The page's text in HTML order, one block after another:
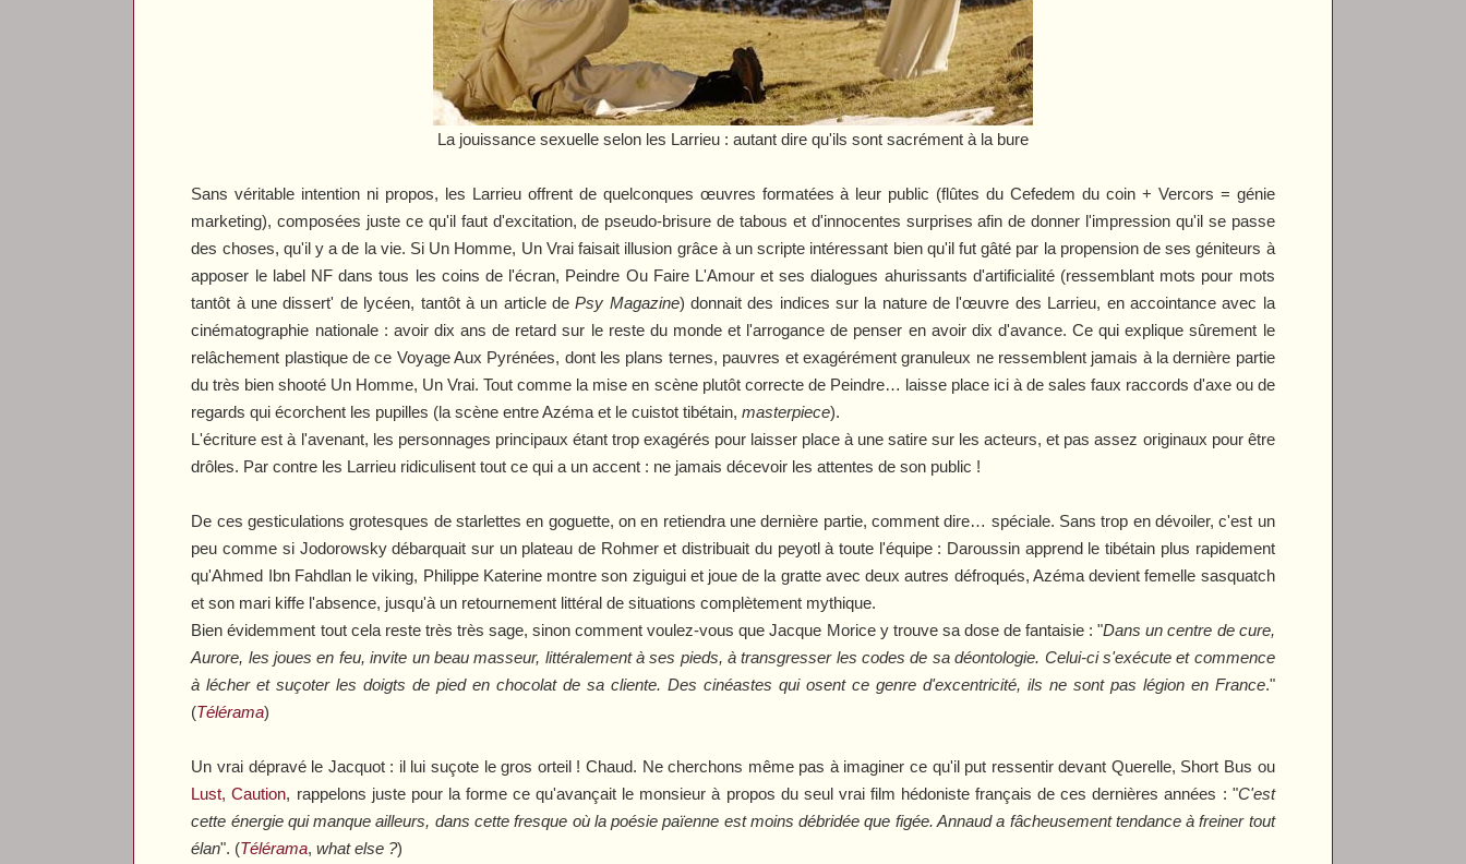
La jouissance sexuelle selon les Larrieu : autant dire qu'ils sont sacrément à la bure
Sans véritable intention ni propos, les Larrieu offrent de quelconques œuvres formatées à leur public (flûtes du Cefedem du coin + Vercors = génie
marketing), composées juste ce qu'il faut d'excitation, de pseudo-brisure de tabous et d'innocentes surprises afin de donner l'impression qu'il se passe
des choses, qu'il y a de la vie. Si Un Homme, Un Vraifaisait illusion grâce à un scripte intéressant bien qu'il fut gâté par la propension de ses géniteurs à
apposer le label NF dans tous les coins de l'écran, Peindre Ou Faire L'Amouret ses dialogues ahurissants d'artificialité (ressemblant mots pour mots
tantôt à une dissert' de lycéen, tantôt à un article dePsy Magazine) donnait des indices sur la nature de l'œuvre des Larrieu, en accointance avec la
cinématographie nationale : avoir dix ans de retard sur le reste du monde et l'arrogance de penser en avoir dix d'avance. Ce qui explique sûrement le
relâchement plastique de ce Voyage Aux Pyrénées, dont les plans ternes, pauvres et exagérément granuleux ne ressemblent jamais à la dernière partie
du très bien shooté Un Homme, Un Vrai. Tout comme la mise en scène plutôt correcte de Peindre… laisse place ici à de sales faux raccords d'axe ou de
regards qui écorchent les pupilles (la scène entre Azéma et le cuistot tibétain,masterpiece).
L'écriture est à l'avenant, les personnages principaux étant trop exagérés pour laisser place à une satire sur les acteurs, et pas assez originaux pour être
drôles. Par contre les Larrieu ridiculisent tout ce qui a un accent : ne jamais décevoir les attentes de son public !
De ces gesticulations grotesques de starlettes en goguette, on en retiendra une dernière partie, comment dire… spéciale. Sans trop en dévoiler, c'est un
peu comme si Jodorowsky débarquait sur un plateau de Rohmer et distribuait du peyotl à toute l'équipe : Daroussin apprend le tibétain plus rapidement
qu'Ahmed Ibn Fahdlan le viking, Philippe Katerine montre son ziguigui et joue de la gratte avec deux autres défroqués, Azéma devient femelle sasquatch
et son mari kiffe l'absence, jusqu'à un retournement littéral de situations complètement mythique.
Bien évidemment tout cela reste très très sage, sinon comment voulez-vous que Jacque Morice y trouve sa dose de fantaisie : "Dans un centre de cure,
Aurore, les joues en feu, invite un beau masseur, littéralement à ses pieds, à transgresser les codes de sa déontologie. Celui-ci s'exécute et commence
à lécher et suçoter les doigts de pied en chocolat de sa cliente. Des cinéastes qui osent ce genre d'excentricité, ils ne sont pas légion en France."
(Télérama)
Un vrai dépravé le Jacquot : il lui suçote le gros orteil ! Chaud. Ne cherchons même pas à imaginer ce qu'il put ressentir devant Querelle, Short Bus ou
Lust, Caution, rappelons juste pour la forme ce qu'avançait le monsieur à propos du seul vrai film hédoniste français de ces dernières années : "C'est
cette énergie qui manque ailleurs, dans cette fresque où la poésie païenne est moins débridée que figée. Annaud a fâcheusement tendance à freiner tout
élan". (Télérama,what else ?)